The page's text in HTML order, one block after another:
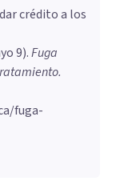
crédito a los
9).Fuga
.
fuga-